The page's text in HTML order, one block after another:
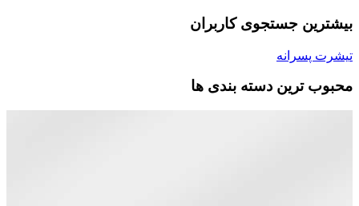
بیشترین جستجوی کاربران
تیشرت پسرانه
محبوب ترین دسته بندی ها